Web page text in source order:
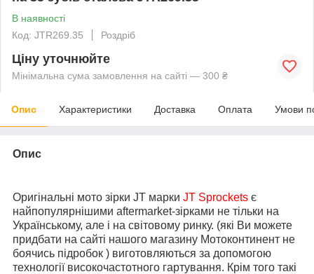
В наявності
Код: JTR269.35
Роздріб
Ціну уточнюйте
Мінімальна сума замовлення на сайті — 300 ₴
Опис Характеристики Доставка Оплата Умови
Опис
Оригінальні мото зірки JT марки JT Sprockets є
найпопулярнішими aftermarket-зірками не тільки на
Українському, але і на світовому ринку. (які Ви можете
придбати на сайті нашого магазину Мотоконтинент не
боячись підробок ) виготовляються за допомогою
технології високочастотного гартування. Крім того такі